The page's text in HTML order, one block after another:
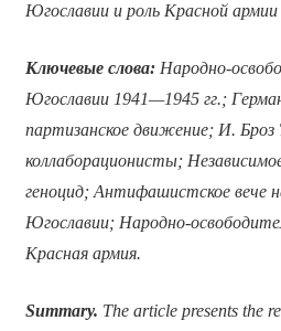
Югославии и роль Красной
Ключевые слова:Народно-
Югославии 1941—1945 гг.;
партизанское движение; И. Броз
коллаборационисты;
геноцид; Антифашистское вече
Югославии; Народно-
Красная армия.
Summary. The article presents the